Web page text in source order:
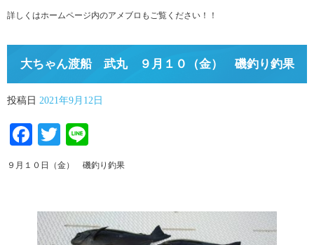
詳しくはホームページ内のアメブロもご覧ください！！
大ちゃん渡船 武丸 ９月１０（金） 磯釣り釣果
投稿日 2021年9月12日
Facebook
Twitter
９月１０日（金） 磯釣り釣果